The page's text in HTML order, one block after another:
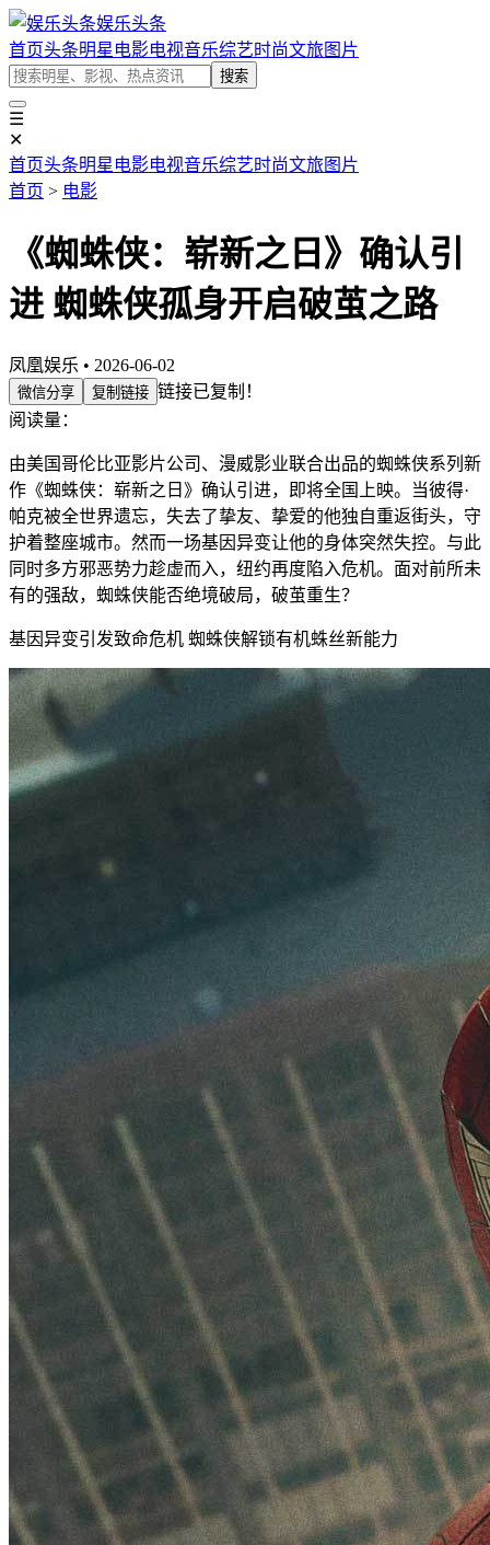
娱乐头条
首页头条明星 电影电视音乐综艺时尚文旅图片
搜索
☰
✕
首页头条明星 电影电视音乐综艺时尚文旅图片
首页 > 电影
《蜘蛛侠：崭新之日》确认引
进 蜘蛛侠孤身开启破茧之路
凤凰娱乐 • 2026-06-02
微信分享 复制链接 链接已复制！
阅读量：
由美国哥伦比亚影片公司、漫威影业联合出品的蜘蛛侠系列新
作《蜘蛛侠：崭新之日》确认引进，即将全国上映。当彼得·
帕克被全世界遗忘，失去了挚友、挚爱的他独自重返街头，守
护着整座城市。然而一场基因异变让他的身体突然失控。与此
同时多方邪恶势力趁虚而入，纽约再度陷入危机。面对前所未
有的强敌，蜘蛛侠能否绝境破局，破茧重生？
基因异变引发致命危机 蜘蛛侠解锁有机蛛丝新能力